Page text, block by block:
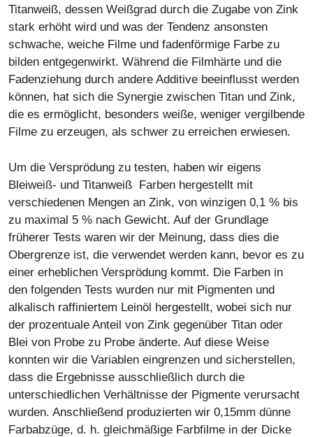
Titanweiß, dessen Weißgrad durch die Zugabe von Zink
stark erhöht wird und was der Tendenz ansonsten
schwache, weiche Filme und fadenförmige Farbe zu
bilden entgegenwirkt. Während die Filmhärte und die
Fadenziehung durch andere Additive beeinflusst werden
können, hat sich die Synergie zwischen Titan und Zink,
die es ermöglicht, besonders weiße, weniger vergilbende
Filme zu erzeugen, als schwer zu erreichen erwiesen.
Um die Versprödung zu testen, haben wir eigens
Bleiweiß- und Titanweiß Farben hergestellt mit
verschiedenen Mengen an Zink, von winzigen 0,1 % bis
zu maximal 5 % nach Gewicht. Auf der Grundlage
früherer Tests waren wir der Meinung, dass dies die
Obergrenze ist, die verwendet werden kann, bevor es zu
einer erheblichen Versprödung kommt. Die Farben in
den folgenden Tests wurden nur mit Pigmenten und
alkalisch raffiniertem Leinöl hergestellt, wobei sich nur
der prozentuale Anteil von Zink gegenüber Titan oder
Blei von Probe zu Probe änderte. Auf diese Weise
konnten wir die Variablen eingrenzen und sicherstellen,
dass die Ergebnisse ausschließlich durch die
unterschiedlichen Verhältnisse der Pigmente verursacht
wurden. Anschließend produzierten wir 0,15mm dünne
Farbabzüge, d. h. gleichmäßige Farbfilme in der Dicke